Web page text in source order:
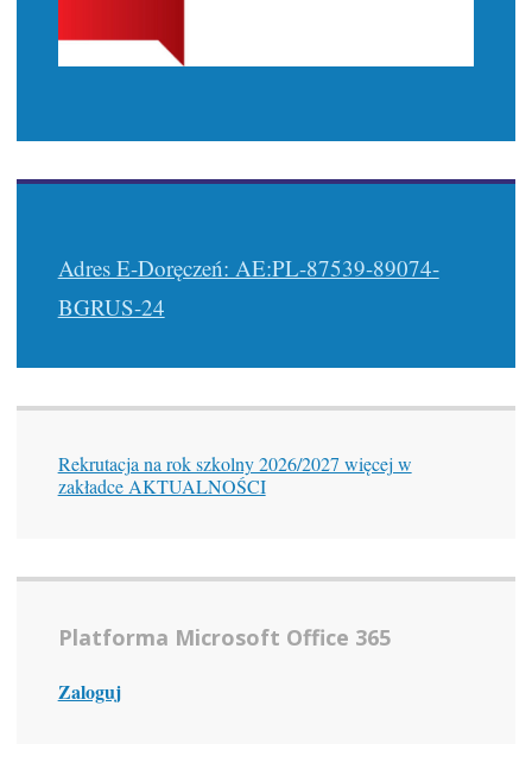
Adres E-Doręczeń: AE:PL-87539-89074-
BGRUS-24
Rekrutacja na rok szkolny 2026/2027 więcej w
zakładce AKTUALNOŚCI
Platforma Microsoft Office 365
Zaloguj